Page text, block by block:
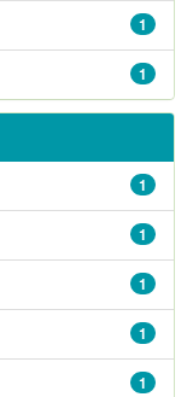
1
1
1
1
1
1
1